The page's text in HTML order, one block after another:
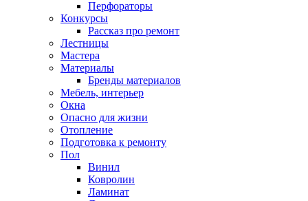
Перфораторы
Конкурсы
Рассказ про ремонт
Лестницы
Мастера
Материалы
Бренды материалов
Мебель, интерьер
Окна
Опасно для жизни
Отопление
Подготовка к ремонту
Пол
Винил
Ковролин
Ламинат